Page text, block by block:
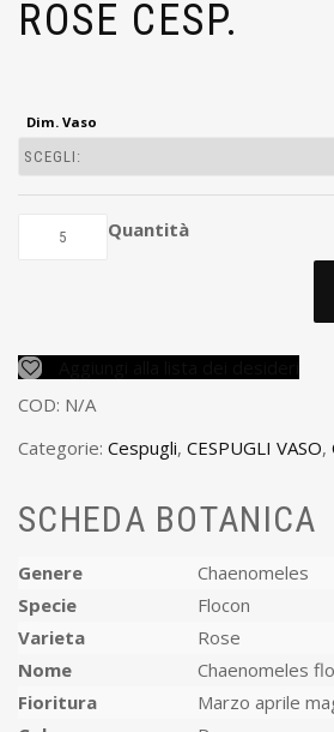
ROSE CESP.
Dim. Vaso
Quantità
COD: N/A
Categorie: Cespugli, CESPUGLI VASO,
SCHEDA BOTANICA
Genere
Chaenomeles
Specie
Flocon
Varieta
Rose
Nome
Chaenomeles
Fioritura
Marzo aprile